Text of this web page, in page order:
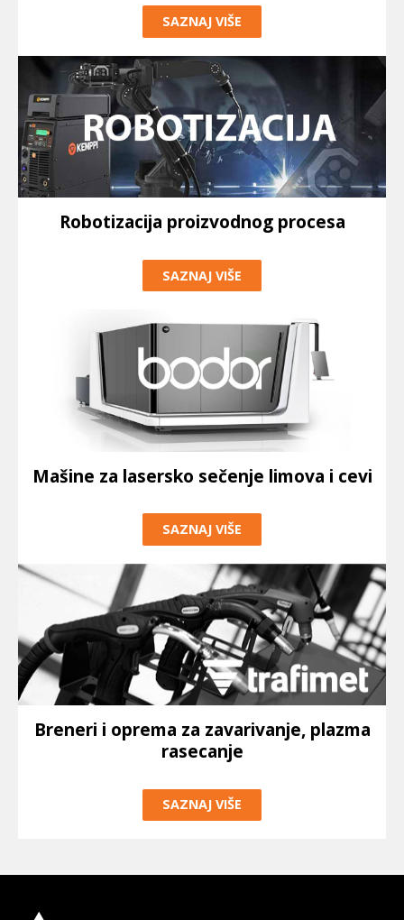
SAZNAJ VIŠE
Robotizacija proizvodnog procesa
SAZNAJ VIŠE
Mašine za lasersko sečenje limova i cevi
SAZNAJ VIŠE
Breneri i oprema za zavarivanje, plazma
rasecanje
SAZNAJ VIŠE